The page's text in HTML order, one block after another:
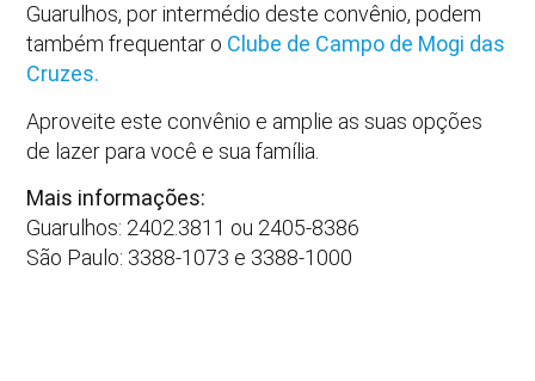
Guarulhos, por intermédio deste convênio, podem
também frequentar o Clube de Campo de Mogi das
Cruzes.
Aproveite este convênio e amplie as suas opções
de lazer para você e sua família.
Mais informações:
Guarulhos: 2402.3811 ou 2405-8386
São Paulo: 3388-1073 e 3388-1000